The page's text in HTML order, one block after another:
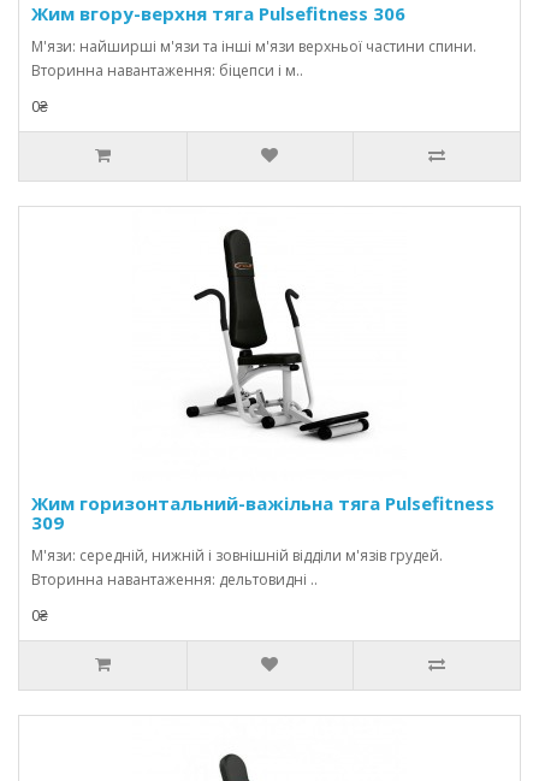
Жим вгору-верхня тяга Pulsefitness 306
М'язи: найширші м'язи та інші м'язи верхньої частини спини.
Вторинна навантаження: біцепси і м..
0₴
Жим горизонтальний-важільна тяга Pulsefitness
309
М'язи: середній, нижній і зовнішній відділи м'язів грудей.
Вторинна навантаження: дельтовидні ..
0₴